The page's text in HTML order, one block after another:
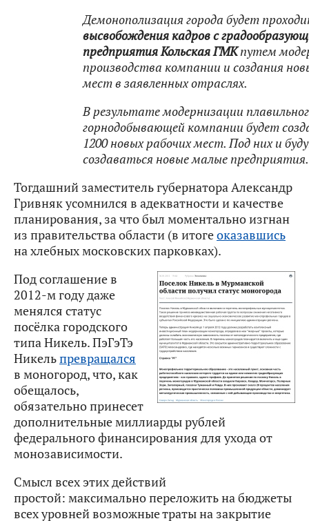
Демонополизация города будет
высвобождения кадров с
предприятия Кольская ГМКпутем
производства компании и создания
мест в заявленных отраслях.
В результате модернизации
горнодобывающей компании будет
1200 новых рабочих мест. Под них и
создаваться новые малые предприятия.
Тогдашний заместитель губернатора Александр
Гривняк усомнился в адекватности и качестве
планирования, за что был моментально изгнан
из правительства области (в итогеоказавшись
на хлебных московских парковках).
Под соглашение в
2012-м году даже
менялся статус
посёлка городского
типа Никель. ПэГэТэ
Никельпревращался
в моногород, что, как
обещалось,
обязательно принесет
дополнительные миллиарды рублей
федерального финансирования для ухода от
монозависимости.
Смысл всех этих действий
простой: максимально переложить на бюджеты
всех уровней возможные траты на закрытие